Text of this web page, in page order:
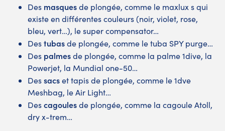
Des masquesde plongée, comme le maxlux s qui
existe en différentes couleurs (noir, violet, rose,
bleu, vert…), le super compensator…
Destubasde plongée, comme le tuba SPY purge…
Des palmesde plongée, comme la palme 1dive, la
Powerjet, la Mundial one-50…
Dessacset tapis de plongée, comme le 1dve
Meshbag, le Air Light…
Descagoulesde plongée, comme la cagoule Atoll,
dry x-trem…